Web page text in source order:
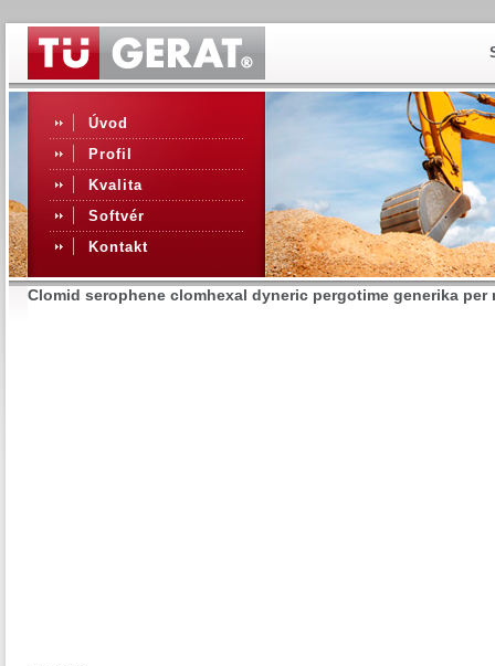
Úvod
Profil
Kvalita
Softvér
Kontakt
Clomid serophene clomhexal dyneric pergotime generika per